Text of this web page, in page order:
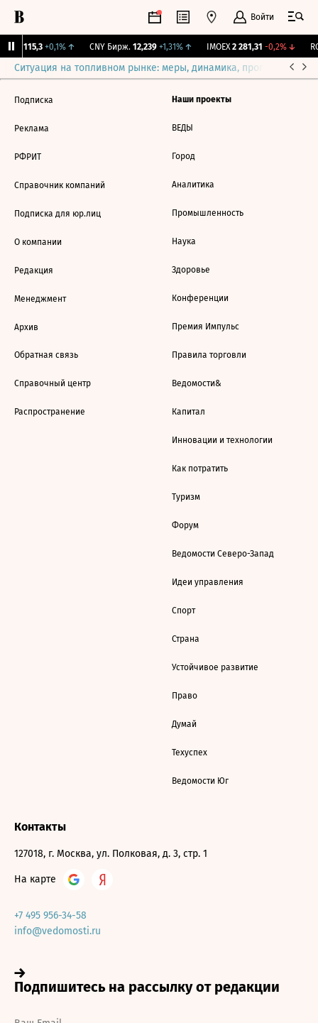
Войти
115,3 +0,1%↑ CNY Бирж. 12,239 +1,31%↑ IMOEX 2 281,31 -0,2%↓
Ситуация на топливном рынке: меры, динамика, прогнозы
Подписка
Реклама
РФРИТ
Справочник компаний
Подписка для юр.лиц
О компании
Редакция
Менеджмент
Архив
Обратная связь
Справочный центр
Распространение
Наши проекты
ВЕДЫ
Город
Аналитика
Промышленность
Наука
Здоровье
Конференции
Премия Импульс
Правила торговли
Ведомости&
Капитал
Инновации и технологии
Как потратить
Туризм
Форум
Ведомости Северо-Запад
Идеи управления
Спорт
Страна
Устойчивое развитие
Право
Думай
Техуспех
Ведомости Юг
Контакты
127018, г. Москва, ул. Полковая, д. 3, стр. 1
На карте
+7 495 956-34-58
info@vedomosti.ru